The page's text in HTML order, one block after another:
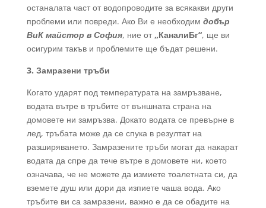
останалата част от водопроводите за всякакви други
проблеми или повреди. Ако Ви е необходим добър
ВиК майстор в София, ние от„КаналиБг“, ще ви
осигурим такъв и проблемите ще бъдат решени.
3. Замразени тръби
Когато ударят под температурата на замръзване,
водата вътре в тръбите от външната страна на
домовете ни замръзва. Докато водата се превърне в
лед, тръбата може да се спука в резултат на
разширяването. Замразените тръби могат да накарат
водата да спре да тече вътре в домовете ни, което
означава, че не можете да измиете тоалетната си, да
вземете душ или дори да изпиете чаша вода. Ако
тръбите ви са замразени, важно е да се обадите на